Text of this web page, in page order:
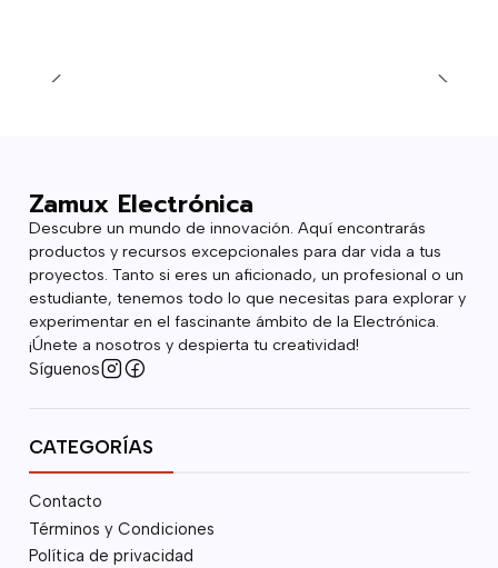
Zamux Electrónica
Descubre un mundo de innovación. Aquí encontrarás
productos y recursos excepcionales para dar vida a tus
proyectos. Tanto si eres un aficionado, un profesional o un
estudiante, tenemos todo lo que necesitas para explorar y
experimentar en el fascinante ámbito de la Electrónica.
¡Únete a nosotros y despierta tu creatividad!
Síguenos
CATEGORÍAS
Contacto
Términos y Condiciones
Política de privacidad